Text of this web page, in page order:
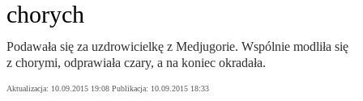
chorych
Podawała się za uzdrowicielkę z Medjugorie. Wspólnie modliła się
z chorymi, odprawiała czary, a na koniec okradała.
Aktualizacja: 10.09.2015 19:08 Publikacja: 10.09.2015 18:33